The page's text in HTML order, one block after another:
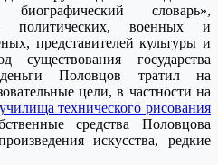
словарь»,
политических, военных и
представителей культуры и
существования государства
Половцов тратил на
цели, в частности на
училища технического рисования
средства Половцова
искусства, редкие